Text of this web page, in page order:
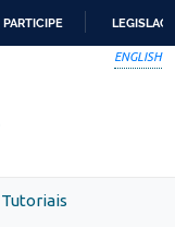
PARTICIPE
ENGLISH
Tutoriais